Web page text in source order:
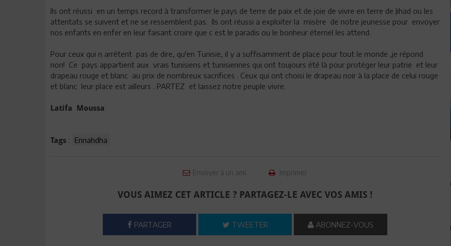
Ils ont réussi en un temps record à transformer le pays de terre de paix et de joie de vivre en terre de Jihad ou les
attentats se suivent et ne se ressemblent pas. Ils ont réussi a exploiter la misère de notre jeunesse pour envoyer
nos enfants en enfer en leur faisant croire que c est le paradis ou le bonheur éternel les attend.
Pour ceux qui n arrêtent pas de dire, qu'en Tunisie, il y a suffisamment de place pour tout le monde ,je répond
non! Ce pays appartient aux vrais tunisiens et tunisiennes qui ont toujours été là pour protéger leur patrie et leur
drapeau rouge et blanc au prix de nombreux sacrifices . Ceux qui ont choisi le drapeau noir à la place de celui rouge
et blanc leur place est ailleurs . PARTEZ et laissez notre peuple vivre.
Latifa Moussa
Tags : Ennahdha
Envoyer à un ami Imprimer
VOUS AIMEZ CET ARTICLE ? PARTAGEZ-LE AVEC VOS AMIS !
PARTAGER TWEETER ABONNEZ-VOUS